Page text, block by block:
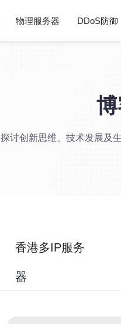
物理服务器 DDoS防御
探讨创新思维、技术发展及
香港多IP服务
器